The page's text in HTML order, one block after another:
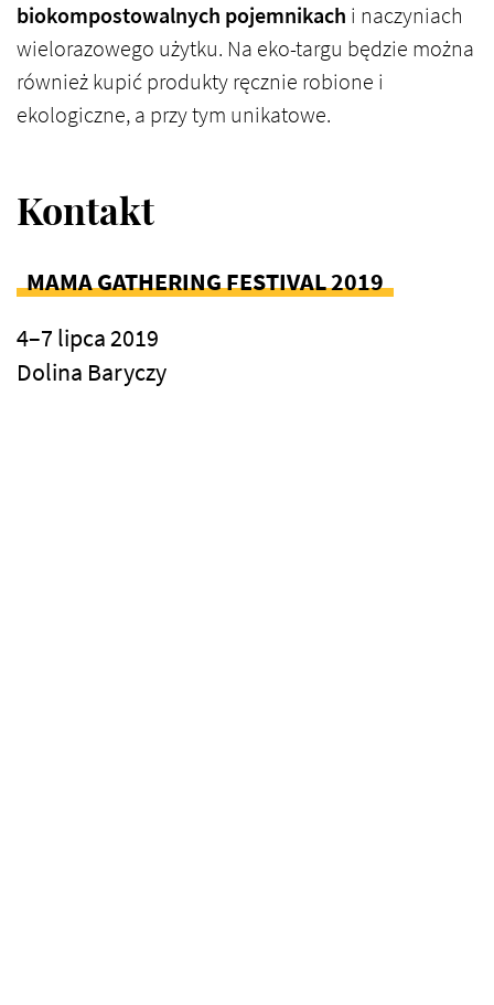
biokompostowalnych pojemnikach i naczyniach
wielorazowego użytku. Na eko-targu będzie można
również kupić produkty ręcznie robione i
ekologiczne, a przy tym unikatowe.
Kontakt
MAMA GATHERING FESTIVAL 2019
4–7 lipca 2019
Dolina Baryczy